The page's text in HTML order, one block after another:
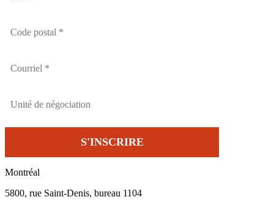
Montréal
5800, rue Saint-Denis, bureau 1104